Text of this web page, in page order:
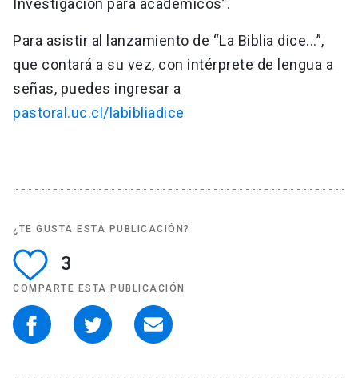
Investigación para académicos”.
Para asistir al lanzamiento de “La Biblia dice...”,
que contará a su vez, con intérprete de lengua a
señas, puedes ingresar a
pastoral.uc.cl/labibliadice
¿TE GUSTA ESTA PUBLICACIÓN?
3
COMPARTE ESTA PUBLICACIÓN